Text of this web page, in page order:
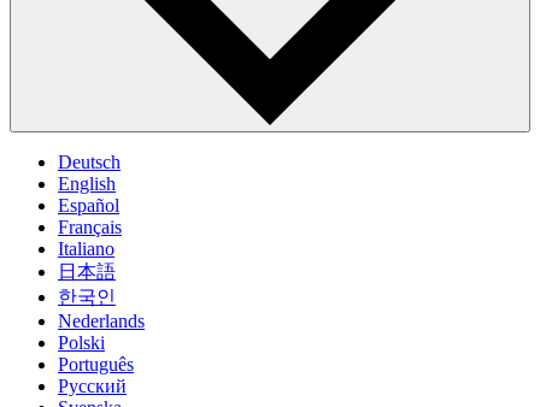
Deutsch
English
Español
Français
Italiano
日本語
한국인
Nederlands
Polski
Português
Pусский